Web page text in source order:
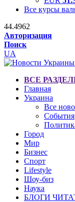
Все курсы
44.4962
Авторизация
Поиск
UA
ВСЕ
Главная
Украина
Все
События
Город
Мир
Бизнес
Спорт
Lifestyle
Шоу-биз
Наука
БЛОГИ